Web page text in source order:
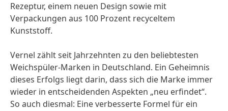
Rezeptur, einem neuen Design sowie mit
Verpackungen aus 100 Prozent recyceltem
Kunststoff.
Vernel zählt seit Jahrzehnten zu den beliebtesten
Weichspüler-Marken in Deutschland. Ein Geheimnis
dieses Erfolgs liegt darin, dass sich die Marke immer
wieder in entscheidenden Aspekten „neu erfindet“.
So auch diesmal: Eine verbesserte Formel für ein